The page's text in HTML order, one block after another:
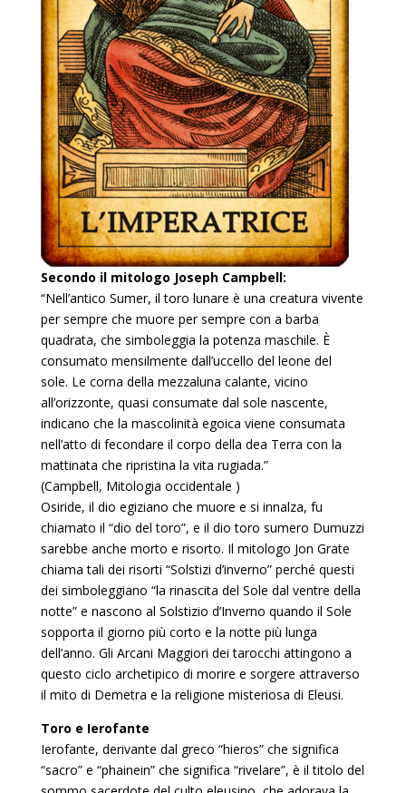
Secondo il mitologo Joseph Campbell:
“Nell’antico Sumer, il toro lunare è una creatura vivente
per sempre che muore per sempre con a barba
quadrata, che simboleggia la potenza maschile. È
consumato mensilmente dall’uccello del leone del
sole. Le corna della mezzaluna calante, vicino
all’orizzonte, quasi consumate dal sole nascente,
indicano che la mascolinità egoica viene consumata
nell’atto di fecondare il corpo della dea Terra con la
mattinata che ripristina la vita rugiada.”
(Campbell, Mitologia occidentale )
Osiride, il dio egiziano che muore e si innalza, fu
chiamato il “dio del toro”, e il dio toro sumero Dumuzzi
sarebbe anche morto e risorto. Il mitologo Jon Grate
chiama tali dei risorti “Solstizi d’inverno” perché questi
dei simboleggiano “la rinascita del Sole dal ventre della
notte” e nascono al Solstizio d’Inverno quando il Sole
sopporta il giorno più corto e la notte più lunga
dell’anno. Gli Arcani Maggiori dei tarocchi attingono a
questo ciclo archetipico di morire e sorgere attraverso
il mito di Demetra e la religione misteriosa di Eleusi.
Toro e Ierofante
Ierofante, derivante dal greco “hieros” che significa
“sacro” e “phainein” che significa “rivelare”, è il titolo del